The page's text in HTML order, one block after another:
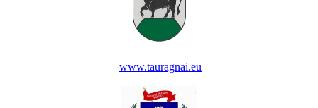
www.tauragnai.eu